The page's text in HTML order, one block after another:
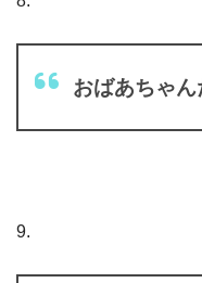
おばあちゃ
9.